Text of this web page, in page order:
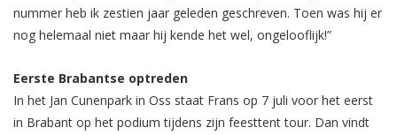
nummer heb ik zestien jaar geleden geschreven. Toen was hij er
nog helemaal niet maar hij kende het wel, ongelooflijk!”
Eerste Brabantse optreden
In het Jan Cunenpark in Oss staat Frans op 7 juli voor het eerst
in Brabant op het podium tijdens zijn feesttent tour. Dan vindt